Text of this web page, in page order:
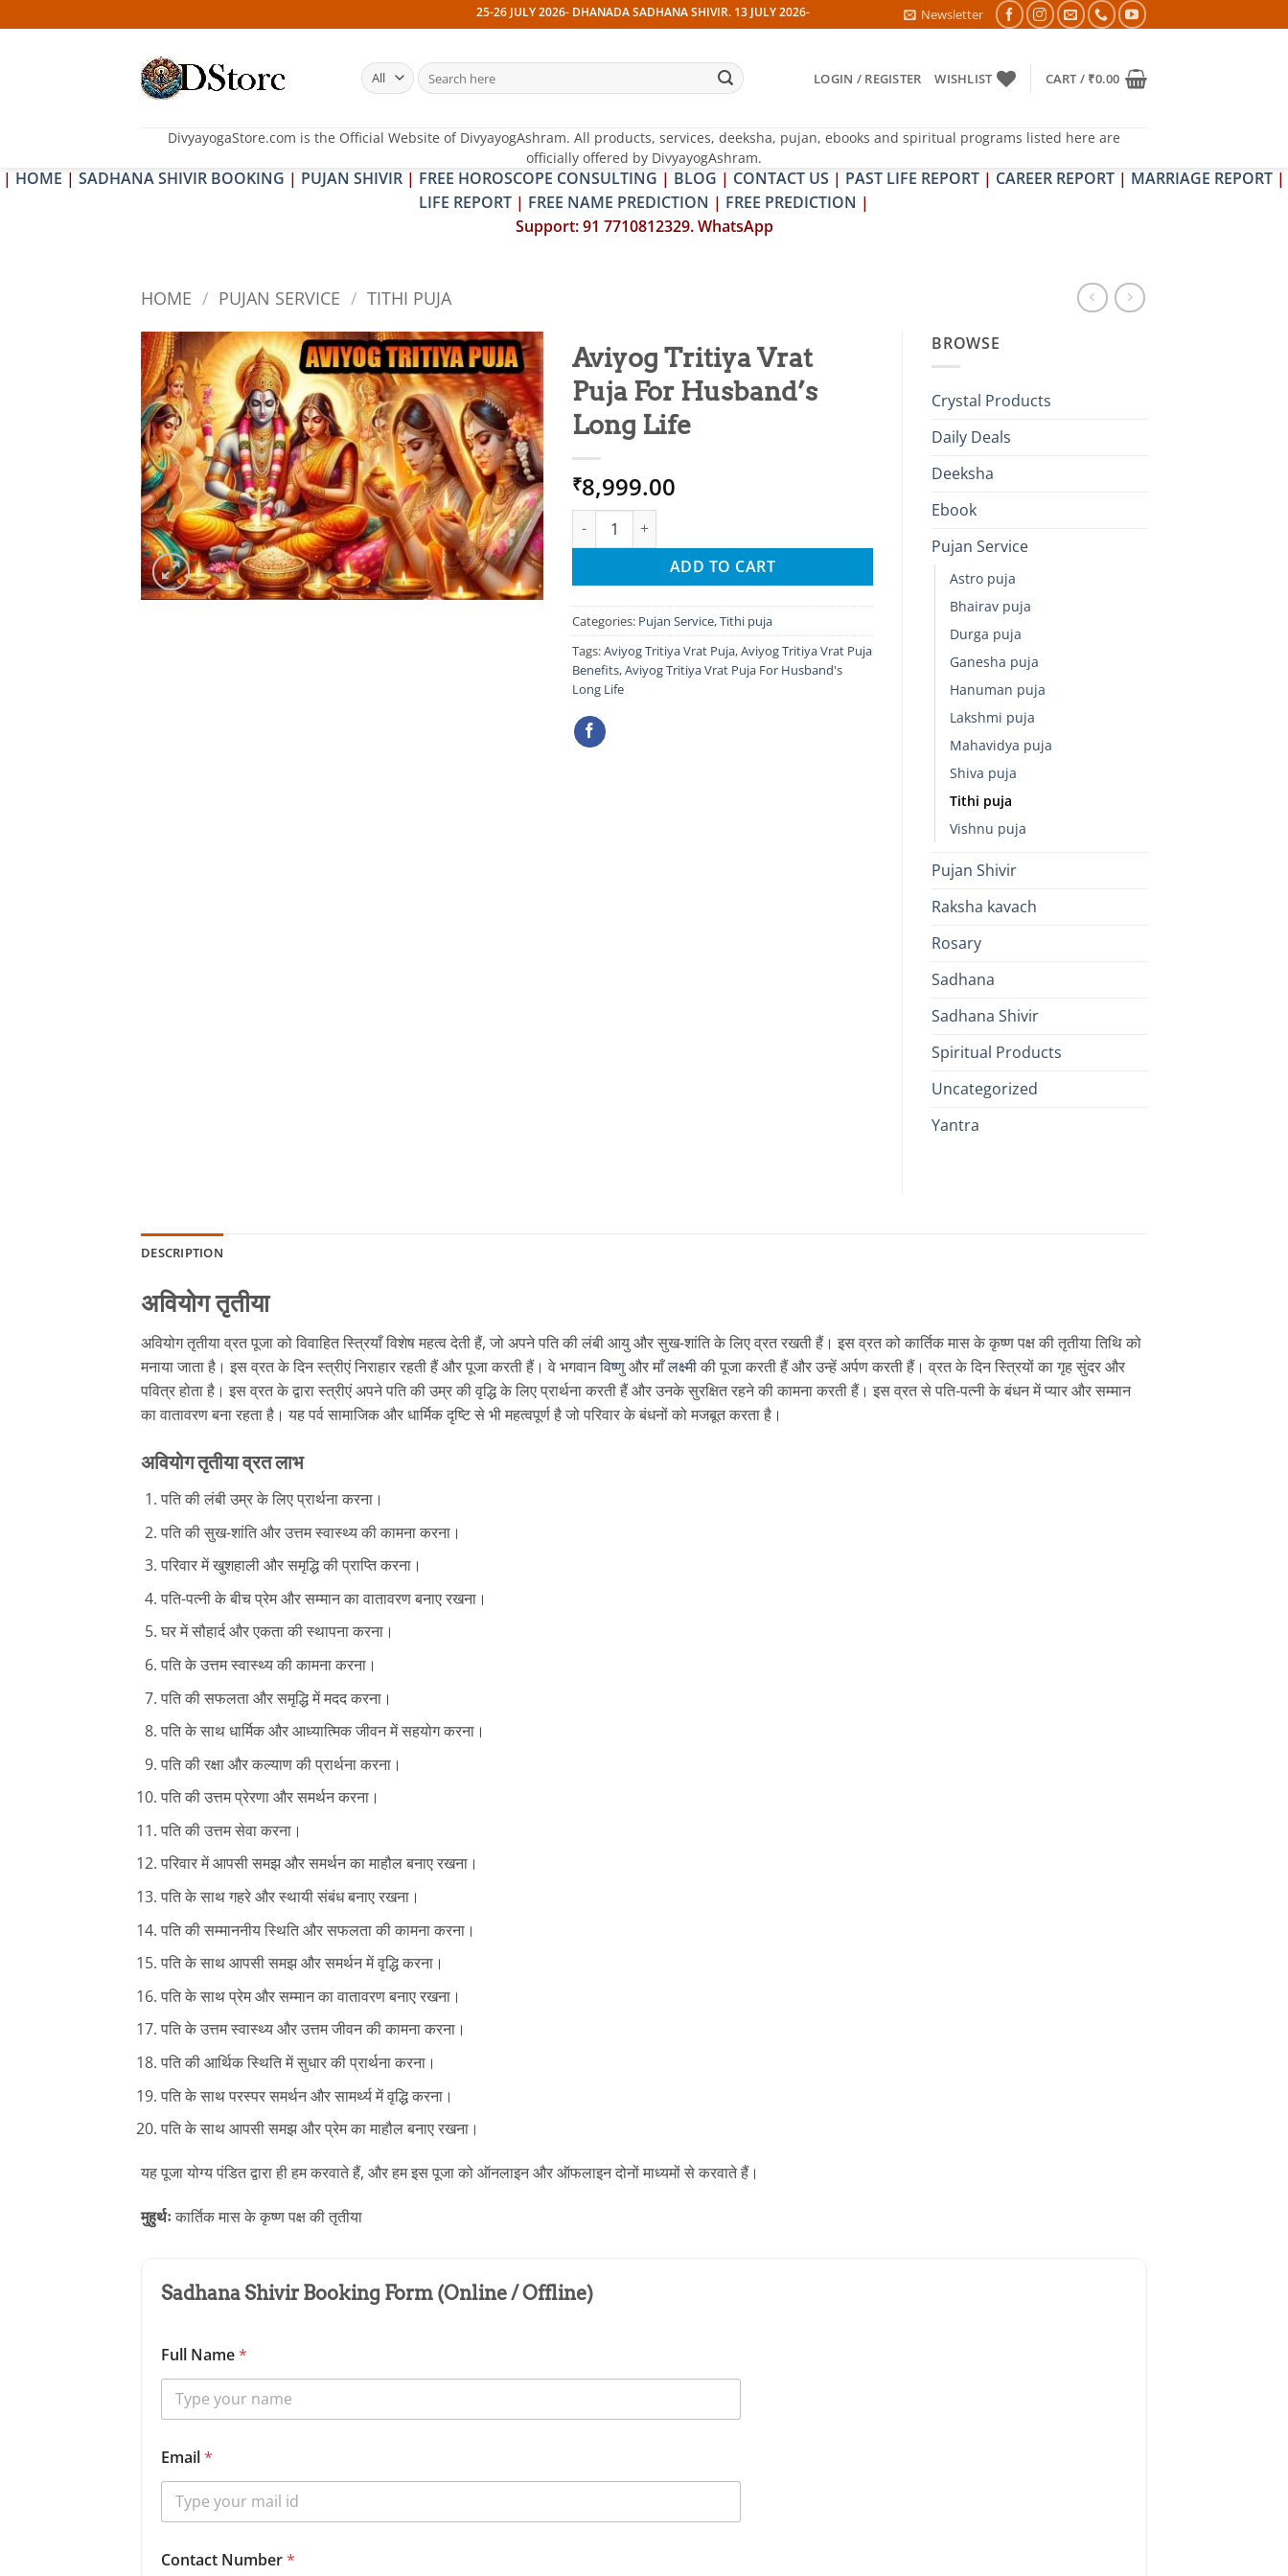
to
25-26 JULY 2026- DHANADA SADHANA SHIVIR. 13 JULY 2026- PITRA & SHRAPIT DOSH NIVARAN PUJAN SHIVIR (AMAVASYA)
Newsletter
Search
for:
LOGIN / REGISTER WISHLIST CART / ₹0.00
DivyayogaStore.com is the Official Website of DivyayogAshram. All products, services, deeksha, pujan, ebooks and spiritual programs listed here are
officially offered by DivyayogAshram.
| HOME | SADHANA SHIVIR BOOKING | PUJAN SHIVIR | FREE HOROSCOPE CONSULTING | BLOG | CONTACT US | PAST LIFE REPORT | CAREER REPORT | MARRIAGE REPORT |
LIFE REPORT | FREE NAME PREDICTION | FREE PREDICTION |
Support: 91 7710812329. WhatsApp
HOME / PUJAN SERVICE / TITHI PUJA
Add to
wishlist
Aviyog Tritiya Vrat
Puja For Husband’s
Long Life
₹8,999.00
Aviyog Tritiya Vrat Puja For Husband's Long Life quantity
ADD TO CART
Categories: Pujan Service,Tithi puja
Tags:Aviyog Tritiya Vrat Puja,Aviyog Tritiya Vrat Puja
Benefits,Aviyog Tritiya Vrat Puja For Husband's
Long Life
BROWSE
Crystal Products
Daily Deals
Deeksha
Ebook
Pujan Service
Astro puja
Bhairav puja
Durga puja
Ganesha puja
Hanuman puja
Lakshmi puja
Mahavidya puja
Shiva puja
Tithi puja
Vishnu puja
Pujan Shivir
Raksha kavach
Rosary
Sadhana
Sadhana Shivir
Spiritual Products
Uncategorized
Yantra
DESCRIPTION
अवियोग तृतीया
अवियोग तृतीया व्रत पूजा को विवाहित स्त्रियाँ विशेष महत्व देती हैं, जो अपने पति की लंबी आयु और सुख-शांति के लिए व्रत रखती हैं। इस व्रत को कार्तिक मास के कृष्ण पक्ष की तृतीया तिथि को
मनाया जाता है। इस व्रत के दिन स्त्रीएं निराहार रहती हैं और पूजा करती हैं। वे भगवानविष्णुऔर माँलक्ष्मीकी पूजा करती हैं और उन्हें अर्पण करती हैं। व्रत के दिन स्त्रियों का गृह सुंदर और
पवित्र होता है। इस व्रत के द्वारा स्त्रीएं अपने पति की उम्र की वृद्धि के लिए प्रार्थना करती हैं और उनके सुरक्षित रहने की कामना करती हैं। इस व्रत से पति-पत्नी के बंधन में प्यार और सम्मान
का वातावरण बना रहता है। यह पर्व सामाजिक और धार्मिक दृष्टि से भी महत्वपूर्ण है जो परिवार के बंधनों को मजबूत करता है।
अवियोग तृतीया व्रत लाभ
पति की लंबी उम्र के लिए प्रार्थना करना।
पति की सुख-शांति और उत्तम स्वास्थ्य की कामना करना।
परिवार में खुशहाली और समृद्धि की प्राप्ति करना।
पति-पत्नी के बीच प्रेम और सम्मान का वातावरण बनाए रखना।
घर में सौहार्द और एकता की स्थापना करना।
पति के उत्तम स्वास्थ्य की कामना करना।
पति की सफलता और समृद्धि में मदद करना।
पति के साथ धार्मिक और आध्यात्मिक जीवन में सहयोग करना।
पति की रक्षा और कल्याण की प्रार्थना करना।
पति की उत्तम प्रेरणा और समर्थन करना।
पति की उत्तम सेवा करना।
परिवार में आपसी समझ और समर्थन का माहौल बनाए रखना।
पति के साथ गहरे और स्थायी संबंध बनाए रखना।
पति की सम्माननीय स्थिति और सफलता की कामना करना।
पति के साथ आपसी समझ और समर्थन में वृद्धि करना।
पति के साथ प्रेम और सम्मान का वातावरण बनाए रखना।
पति के उत्तम स्वास्थ्य और उत्तम जीवन की कामना करना।
पति की आर्थिक स्थिति में सुधार की प्रार्थना करना।
पति के साथ परस्पर समर्थन और सामर्थ्य में वृद्धि करना।
पति के साथ आपसी समझ और प्रेम का माहौल बनाए रखना।
यह पूजा योग्य पंडित द्वारा ही हम करवाते हैं, और हम इस पूजा को ऑनलाइन और ऑफलाइन दोनों माध्यमों से करवाते हैं।
मुहुर्थःकार्तिक मास के कृष्ण पक्ष की तृतीया
Sadhana Shivir Booking Form (Online / Offline)
Full Name*
Email*
Contact Number*